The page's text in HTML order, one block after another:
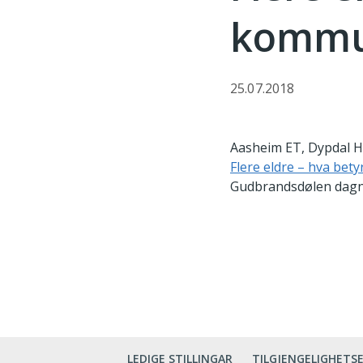
25.07.2018
Aasheim ET, Dypdal H
Flere eldre – hva
Gudbrandsdølen
LEDIGE STILLINGAR